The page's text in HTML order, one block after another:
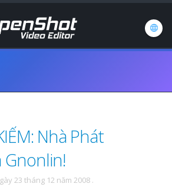
Nhà Phát
Gnonlin!
23 tháng 12 năm 2008 .